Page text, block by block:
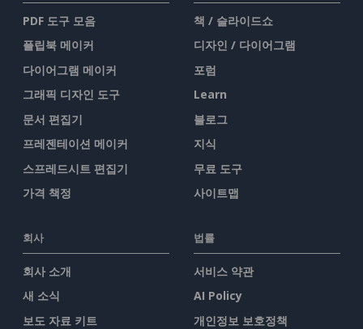
PDF 도구 모음
플립북 메이커
다이어그램 메이커
그래픽 디자인 도구
문서 편집기
프레젠테이션 메이커
스프레드시트 편집기
가격 책정
책 / 슬라이드쇼
디자인 / 다이어그램
포럼
Learn
블로그
지식
무료 도구
사이트맵
회사
회사 소개
새 소식
보도 자료 키트
법률
서비스 약관
AI Policy
개인정보 보호정책